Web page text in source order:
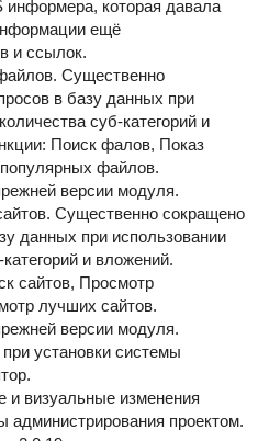
которая давала
ещё
и ссылок.
Существенно
в базу данных при
суб-категорий и
Поиск фалов, Показ
файлов.
версии модуля.
Существенно сокращено
данных при использовании
и вложений.
сайтов, Просмотр
лучших сайтов.
версии модуля.
установки системы
и визуальные изменения
проектом.